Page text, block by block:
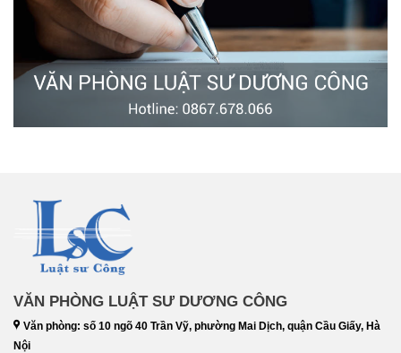
VĂN PHÒNG LUẬT SƯ DƯƠNG CÔNG
Văn phòng: số 10 ngõ 40 Trần Vỹ, phường Mai Dịch, quận Cầu Giấy, Hà
Nội